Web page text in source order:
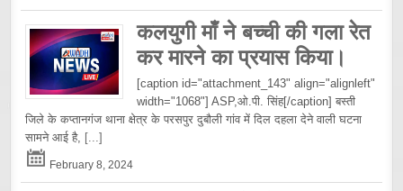
कलयुगी माँ ने बच्ची की गला रेत
कर मारने का प्रयास किया।
[caption id="attachment_143" align="alignleft"
width="1068"] ASP,ओ.पी. सिंह[/caption] बस्ती
जिले के कप्तानगंज थाना क्षेत्र के परसपुर दुबौली गांव में दिल दहला देने वाली घटना
सामने आई है, [...]
February 8, 2024